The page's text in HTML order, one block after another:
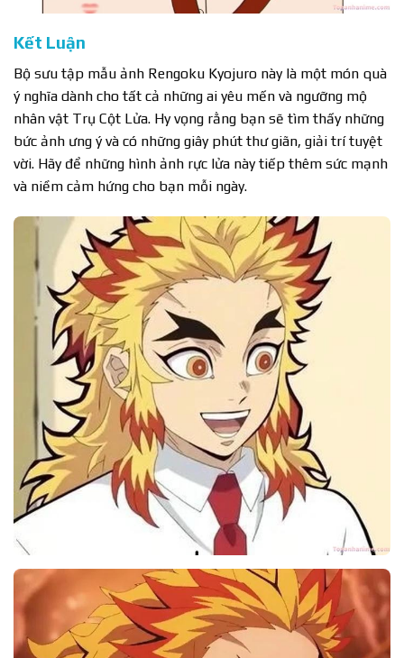
Kết Luận
Bộ sưu tập mẫu ảnh Rengoku Kyojuro này là một món quà
ý nghĩa dành cho tất cả những ai yêu mến và ngưỡng mộ
nhân vật Trụ Cột Lửa. Hy vọng rằng bạn sẽ tìm thấy những
bức ảnh ưng ý và có những giây phút thư giãn, giải trí tuyệt
vời. Hãy để những hình ảnh rực lửa này tiếp thêm sức mạnh
và niềm cảm hứng cho bạn mỗi ngày.